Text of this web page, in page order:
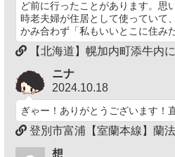
ど前に行ったことがあります。思
時老夫婦が住居として使っていて
かみ合わず「私もいいとこに住みた
【北海道】幌加内町添牛内
ニナ
2024.10.18
ぎゃー！ありがとうございます！
登別市富浦【室蘭本線】蘭
想